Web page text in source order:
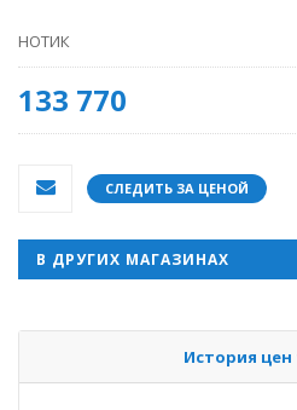
НОТИК
133 770
СЛЕДИТЬ ЗА ЦЕНОЙ
В ДРУГИХ МАГАЗИНАХ
История цен